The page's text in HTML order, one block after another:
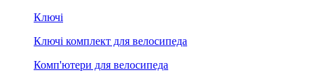
Ключі
Ключі комплект для велосипеда
Комп'ютери для велосипеда